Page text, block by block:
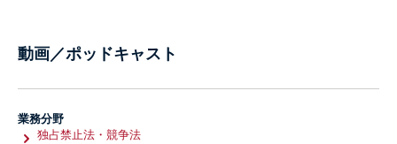
動画／ポッドキャスト
業務分野
独占禁止法・競争法